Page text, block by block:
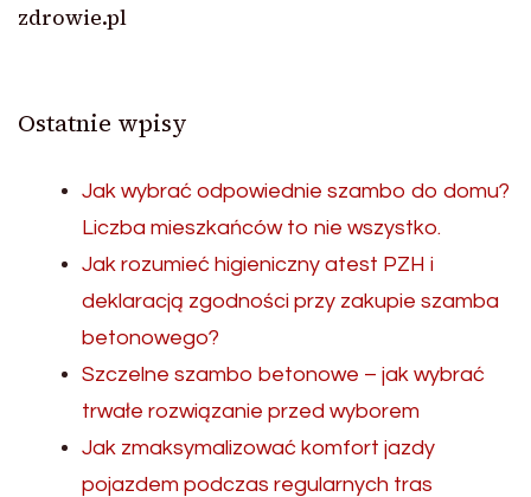
zdrowie.pl
Ostatnie wpisy
Jak wybrać odpowiednie szambo do domu?
Liczba mieszkańców to nie wszystko.
Jak rozumieć higieniczny atest PZH i
deklaracją zgodności przy zakupie szamba
betonowego?
Szczelne szambo betonowe – jak wybrać
trwałe rozwiązanie przed wyborem
Jak zmaksymalizować komfort jazdy
pojazdem podczas regularnych tras